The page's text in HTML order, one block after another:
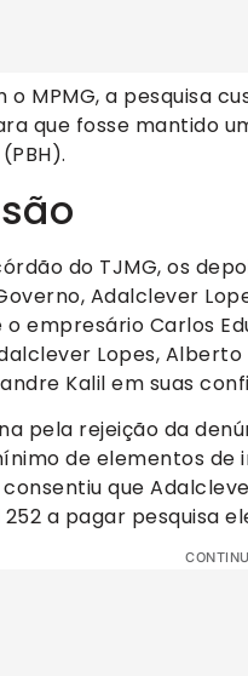
o MPMG, a pesquisa
que fosse mantido
do TJMG, os
Adalclever
empresário Carlos
Lopes,
Kalil em suas
pela rejeição da
de elementos de
que
a pagar pesquisa